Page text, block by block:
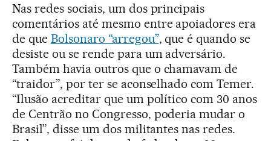
Nas redes sociais, um dos principais
comentários até mesmo entre apoiadores era
de que Bolsonaro “arregou”, que é quando se
desiste ou se rende para um adversário.
Também havia outros que o chamavam de
“traidor”, por ter se aconselhado com Temer.
“Ilusão acreditar que um político com 30 anos
de Centrão no Congresso, poderia mudar o
Brasil”, disse um dos militantes nas redes.